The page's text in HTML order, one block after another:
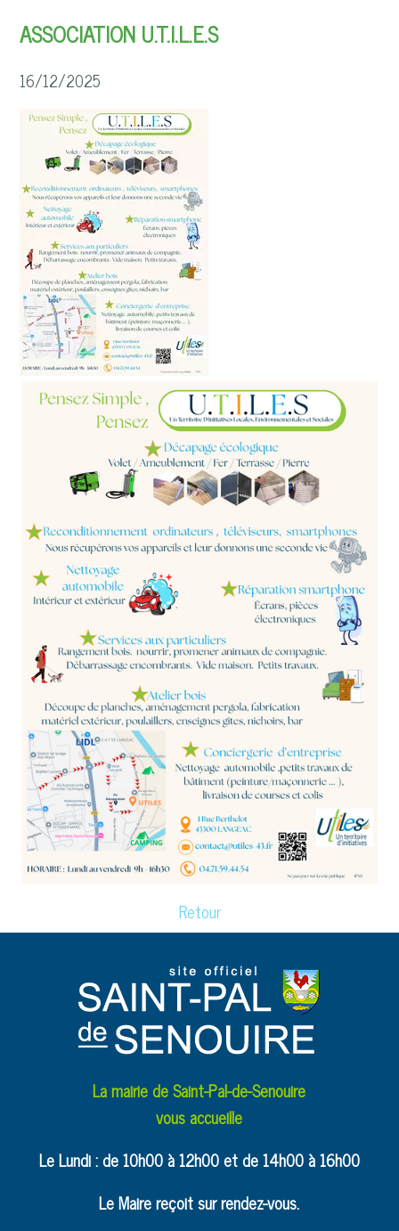
ASSOCIATION U.T.I.L.E.S
16/12/2025
Retour
La mairie de Saint-Pal-de-Senouire
vous accueille
Le Lundi : de 10h00 à 12h00 et de 14h00 à 16h00
Le Maire reçoit sur rendez-vous.